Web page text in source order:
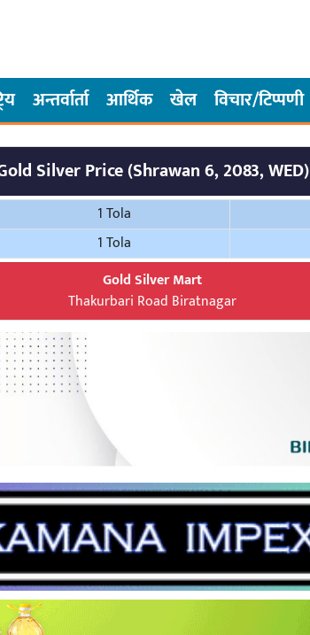
अन्तर्वार्ता आर्थिक खेल विचार/टिप्पणी
Silver Price (Shrawan 6, 2083, WED)
1 Tola
1 Tola
Gold Silver Mart
Thakurbari Road Biratnagar